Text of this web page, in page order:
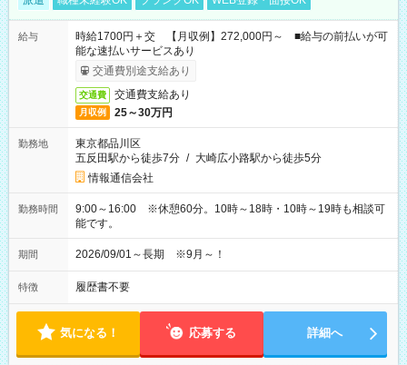
給与
時給1700円＋交 【月収例】272,000円～ ■給与の前払いが可
能な速払いサービスあり
交通費別途支給あり
交通費 交通費支給あり
月収例 25～30万円
勤務地
東京都品川区
五反田駅から徒歩7分 / 大崎広小路駅から徒歩5分
情報通信会社
勤務時間
9:00～16:00 ※休憩60分。10時～18時・10時～19時も相談可
能です。
期間 2026/09/01～長期 ※9月～！
特徴 履歴書不要
気になる！ 応募する 詳細へ